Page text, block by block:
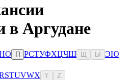
в Аргудане
О П РСТУФХЦЧШ Ы ЭЮ
STUVWX Y Z